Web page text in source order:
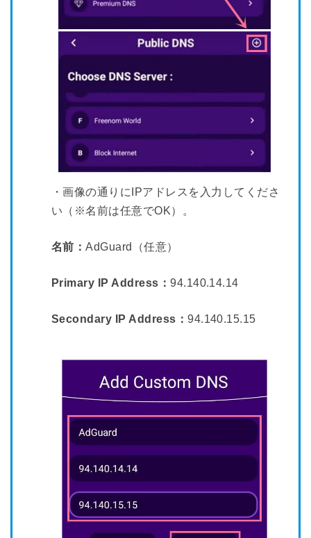
・画像の通りにIPアドレスを入力してくださ
い（※名前は任意でOK）。
名前：AdGuard（任意）
Primary IP Address：94.140.14.14
Secondary IP Address：94.140.15.15